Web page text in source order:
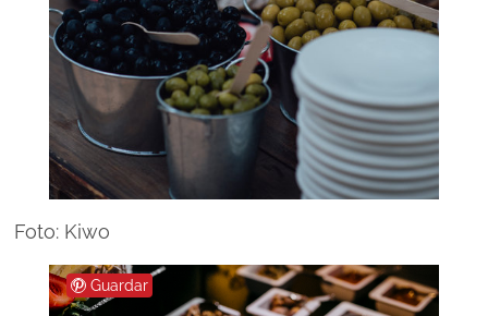
Foto: Kiwo
Guardar